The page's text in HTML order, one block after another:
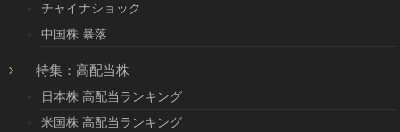
チャイナショック
中国株 暴落
特集：高配当株
日本株 高配当ランキング
米国株 高配当ランキング